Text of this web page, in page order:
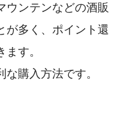
ウンテンなどの酒販
が多く、ポイント還
す。
購入方法です。